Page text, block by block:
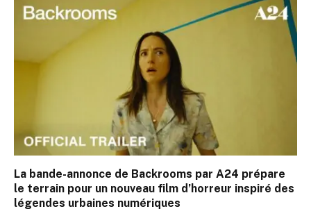
La bande-annonce de Backrooms par A24 prépare
le terrain pour un nouveau film d’horreur inspiré des
légendes urbaines numériques